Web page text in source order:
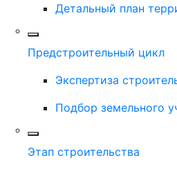
Детальный план
Предстроительный цикл
Экспертиза
Подбор земельного
Этап строительства